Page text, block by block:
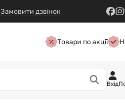
Замовити дзвінок
Товари по акції
Вхід